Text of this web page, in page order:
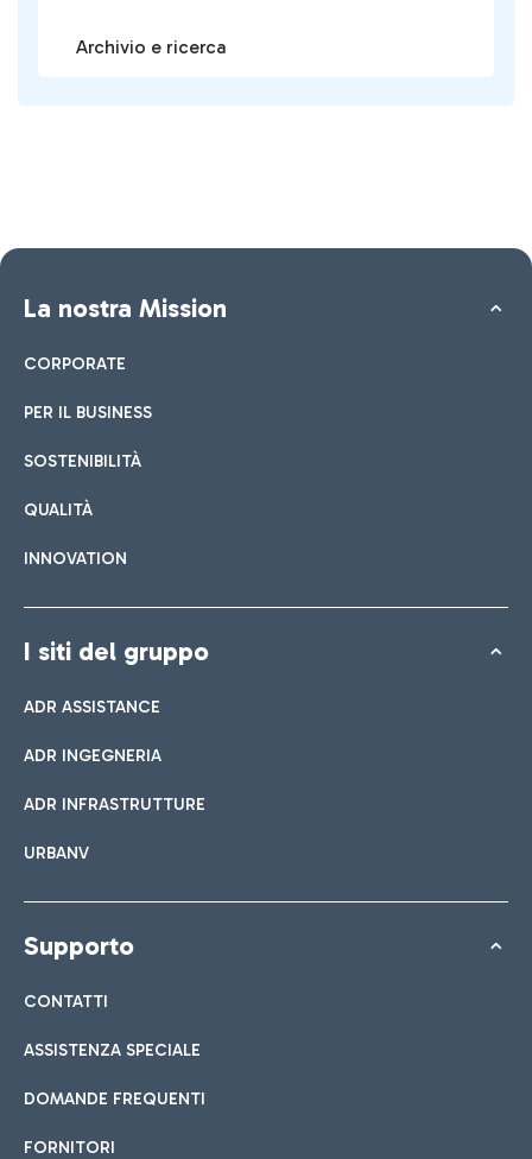
Archivio e ricerca
La nostra Mission
CORPORATE
PER IL BUSINESS
SOSTENIBILITÀ
QUALITÀ
INNOVATION
I siti del gruppo
ADR ASSISTANCE
ADR INGEGNERIA
ADR INFRASTRUTTURE
URBANV
Supporto
CONTATTI
ASSISTENZA SPECIALE
DOMANDE FREQUENTI
FORNITORI